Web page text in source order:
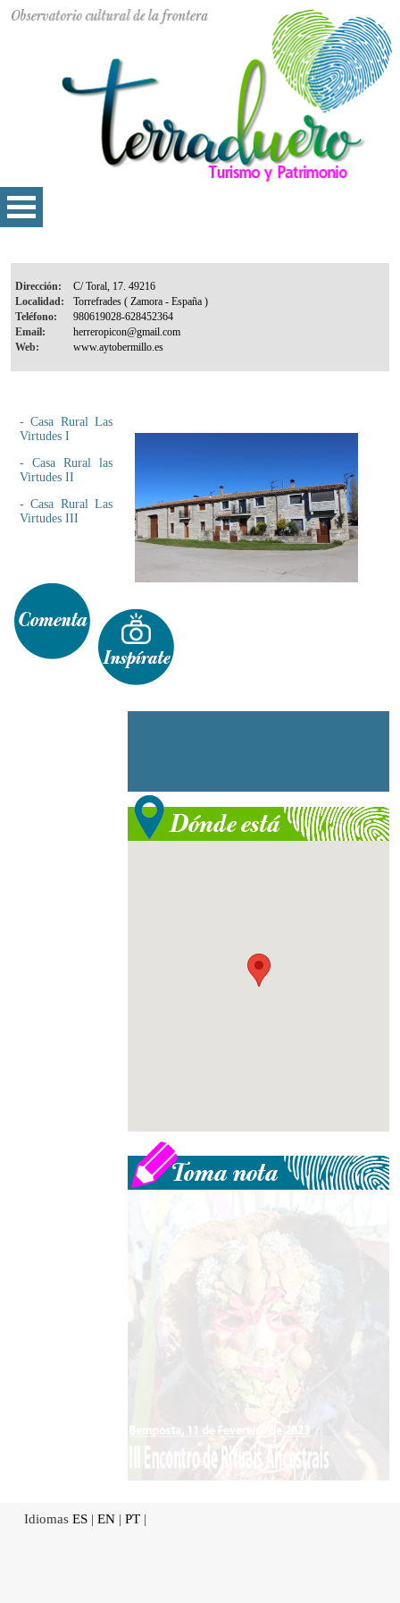
Dirección:
Localidad:
Teléfono:
Email:
Web:
-Casa Rural Las
Virtudes I
- Casa Rural las
Virtudes II
-Casa Rural Las
Virtudes III
Idiomas ES | EN | PT |